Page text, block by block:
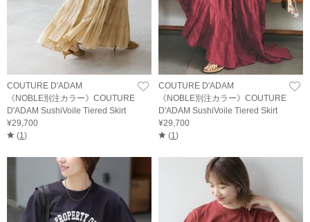
COUTURE D'ADAM
《NOBLE別注カラー》COUTURE
D'ADAM SushiVoile Tiered Skirt
¥29,700
(1 )
COUTURE D'ADAM
《NOBLE別注カラー》COUTURE
D'ADAM SushiVoile Tiered Skirt
¥29,700
(1 )